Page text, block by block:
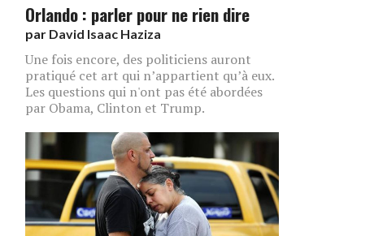
Orlando : parler pour ne rien dire
par David Isaac Haziza
Une fois encore, des politiciens auront
pratiqué cet art qui n’appartient qu’à eux.
Les questions qui n'ont pas été abordées
par Obama, Clinton et Trump.